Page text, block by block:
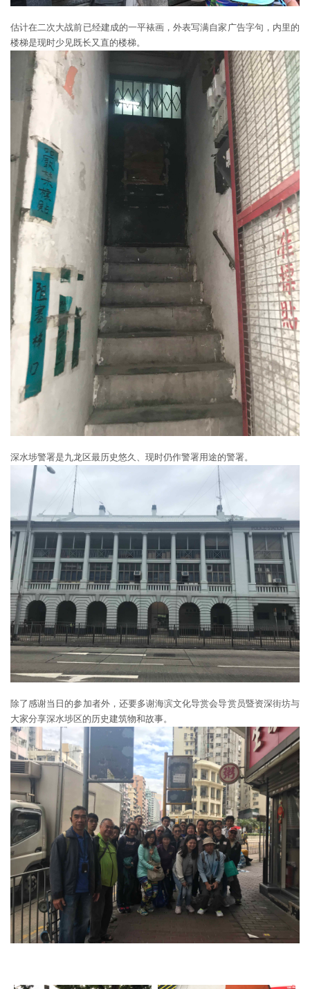
估计在二次大战前已经建成的一平裱画，外表写满自家广告字句，内里的
楼梯是现时少见既长又直的楼梯。
深水埗警署是九龙区最历史悠久、现时仍作警署用途的警署。
除了感谢当日的参加者外，还要多谢海滨文化导赏会导赏员暨资深街坊与
大家分享深水埗区的历史建筑物和故事。